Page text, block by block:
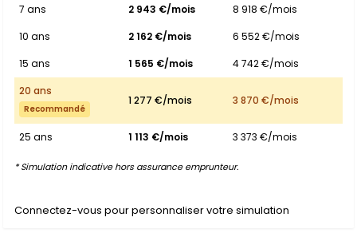
7 ans
2 943 €/mois
8 918 €/mois
10 ans
2 162 €/mois
6 552 €/mois
15 ans
1 565 €/mois
4 742 €/mois
20 ans
Recommandé
1 277 €/mois 3 870 €/mois
25 ans 1 113 €/mois 3 373 €/mois
* Simulation indicative hors assurance emprunteur.
Connectez-vous pour personnaliser votre simulation